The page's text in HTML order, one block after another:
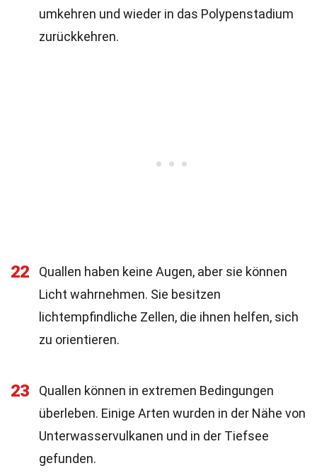
umkehren und wieder in das Polypenstadium
zurückkehren.
22
Quallen haben keine Augen, aber sie können
Licht wahrnehmen. Sie besitzen
lichtempfindliche Zellen, die ihnen helfen, sich
zu orientieren.
23
Quallen können in extremen Bedingungen
überleben. Einige Arten wurden in der Nähe von
Unterwasservulkanen und in der Tiefsee
gefunden.